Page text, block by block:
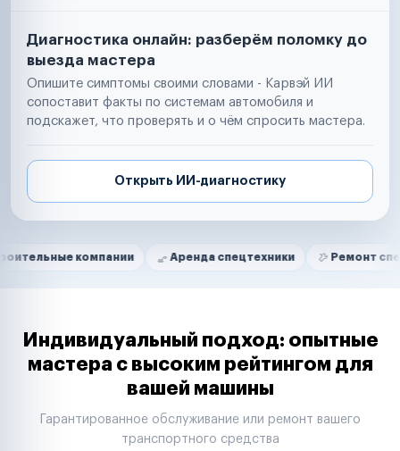
Диагностика онлайн: разберём поломку до
выезда мастера
Опишите симптомы своими словами - Карвэй ИИ
сопоставит факты по системам автомобиля и
подскажет, что проверять и о чём спросить мастера.
Открыть ИИ-диагностику
Нам доверяют
Аренда спецтехники Ремонт спецтехники
Маркетплейсы
Таксопарки
Автодилеры
Строительные компании
Аренда спецтехники
Индивидуальный подход: опытные
мастера с высоким рейтингом для
вашей машины
Гарантированное обслуживание или ремонт вашего
транспортного средства